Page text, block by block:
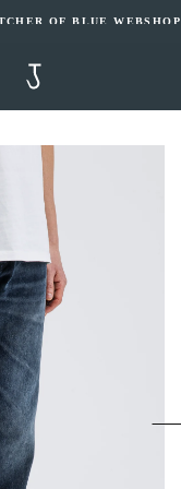
OF BLUE WEBSHOP